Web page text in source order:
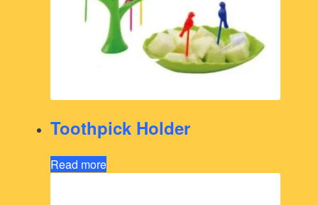
Toothpick Holder
Read more